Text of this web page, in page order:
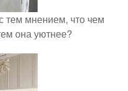
тем мнением, что чем
она уютнее?